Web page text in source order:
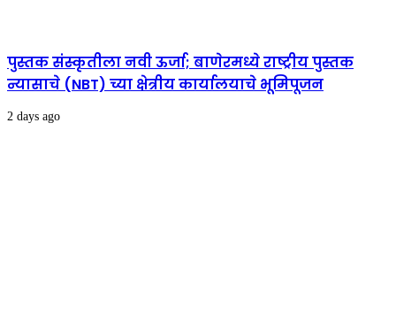
पुस्तक संस्कृतीला नवी ऊर्जा; बाणेरमध्ये राष्ट्रीय पुस्तक
न्यासाचे (NBT) च्या क्षेत्रीय कार्यालयाचे भूमिपूजन
2 days ago